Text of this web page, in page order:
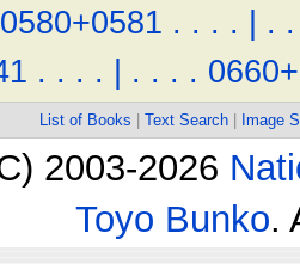
0580+0581 . . . . | . .
. . . . | . . . .
List of Books Text Search Image
2003-2026
Toyo Bunko.